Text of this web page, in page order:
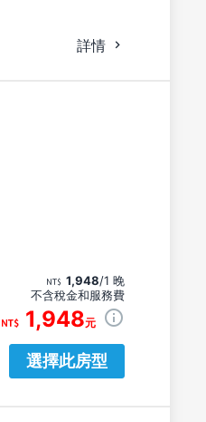
詳情
1,948/1 晚
不含稅金和服務費
1,948元
選擇此房型